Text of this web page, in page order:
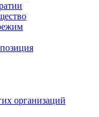
организаций